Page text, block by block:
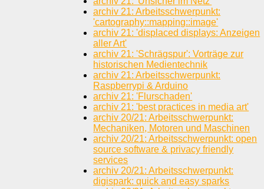
archiv 21: Arbeitsschwerpunkt:
'cartography::mapping::image'
archiv 21: 'displaced displays: Anzeigen
aller Art'
archiv 21: 'Schrägspur': Vorträge zur
historischen Medientechnik
archiv 21: Arbeitsschwerpunkt:
Raspberrypi & Arduino
archiv 21: 'Flurschaden'
archiv 21: 'best practices in media art'
archiv 20/21: Arbeitsschwerpunkt:
Mechaniken, Motoren und Maschinen
archiv 20/21: Arbeitsschwerpunkt: open
source software & privacy friendly
services
archiv 20/21: Arbeitsschwerpunkt:
digispark: quick and easy sparks